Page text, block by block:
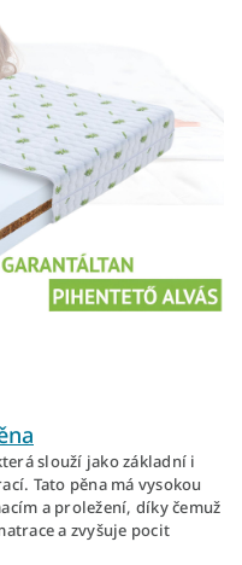
slouží jako základní i
Tato pěna má vysokou
a proležení, díky čemuž
a zvyšuje pocit